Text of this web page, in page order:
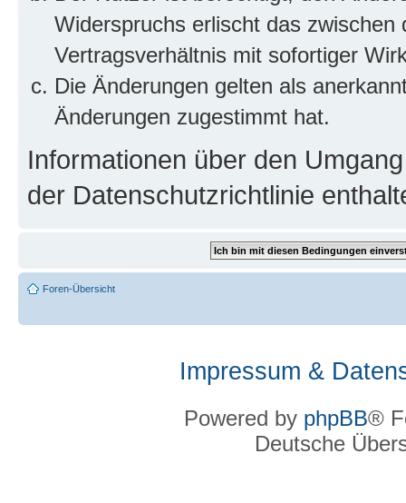
Widerspruchs erlischt das
Vertragsverhältnis mit sofortiger
Die Änderungen gelten als
Änderungen zugestimmt hat.
Informationen über den
der Datenschutzrichtlinie
Foren-Übersicht
Impressum &
Powered by phpBB®
Deutsche